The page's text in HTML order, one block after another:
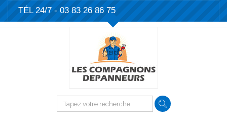
TÉL 24/7 - 03 83 26 86 75